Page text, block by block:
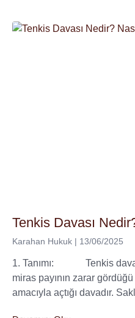
Tenkis Davası
Karahan Hukuk 13/06/2025
1. Tanımı: Tenkis davası
miras payının zarar
amacıyla açtığı davadır.